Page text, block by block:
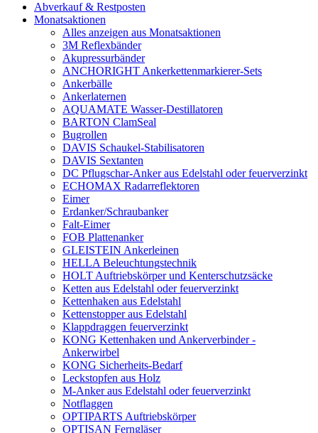
Abverkauf & Restposten
Monatsaktionen
Alles anzeigen aus Monatsaktionen
3M Reflexbänder
Akupressurbänder
ANCHORIGHT Ankerkettenmarkierer-Sets
Ankerbälle
Ankerlaternen
AQUAMATE Wasser-Destillatoren
BARTON ClamSeal
Bugrollen
DAVIS Schaukel-Stabilisatoren
DAVIS Sextanten
DC Pflugschar-Anker aus Edelstahl oder feuerverzinkt
ECHOMAX Radarreflektoren
Eimer
Erdanker/Schraubanker
Falt-Eimer
FOB Plattenanker
GLEISTEIN Ankerleinen
HELLA Beleuchtungstechnik
HOLT Auftriebskörper und Kenterschutzsäcke
Ketten aus Edelstahl oder feuerverzinkt
Kettenhaken aus Edelstahl
Kettenstopper aus Edelstahl
Klappdraggen feuerverzinkt
KONG Kettenhaken und Ankerverbinder -
Ankerwirbel
KONG Sicherheits-Bedarf
Leckstopfen aus Holz
M-Anker aus Edelstahl oder feuerverzinkt
Notflaggen
OPTIPARTS Auftriebskörper
OPTISAN Ferngläser